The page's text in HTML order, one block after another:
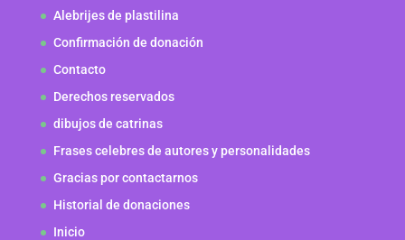
Alebrijes de plastilina
Confirmación de donación
Contacto
Derechos reservados
dibujos de catrinas
Frases celebres de autores y personalidades
Gracias por contactarnos
Historial de donaciones
Inicio